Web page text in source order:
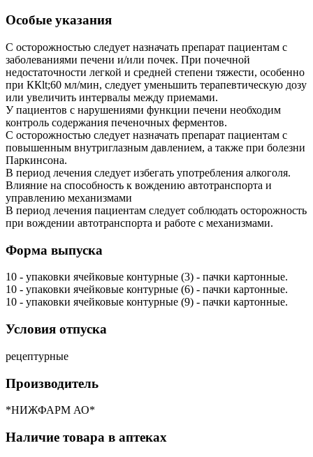
Особые указания
С осторожностью следует назначать препарат пациентам с
заболеваниями печени и/или почек. При почечной
недостаточности легкой и средней степени тяжести, особенно
при ККlt;60 мл/мин, следует уменьшить терапевтическую дозу
или увеличить интервалы между приемами.
У пациентов с нарушениями функции печени необходим
контроль содержания печеночных ферментов.
С осторожностью следует назначать препарат пациентам с
повышенным внутриглазным давлением, а также при болезни
Паркинсона.
В период лечения следует избегать употребления алкоголя.
Влияние на способность к вождению автотранспорта и
управлению механизмами
В период лечения пациентам следует соблюдать осторожность
при вождении автотранспорта и работе с механизмами.
Форма выпуска
10 - упаковки ячейковые контурные (3) - пачки картонные.
10 - упаковки ячейковые контурные (6) - пачки картонные.
10 - упаковки ячейковые контурные (9) - пачки картонные.
Условия отпуска
рецептурные
Производитель
*НИЖФАРМ АО*
Наличие товара в аптеках